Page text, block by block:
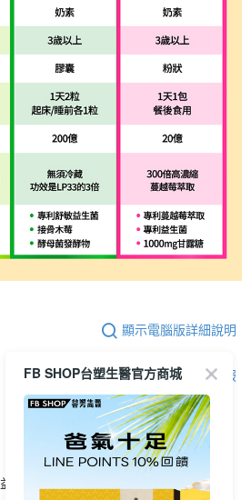
顯示電腦版詳細說明
客服
益生菌系列
FB SHOP台塑生醫官方商城